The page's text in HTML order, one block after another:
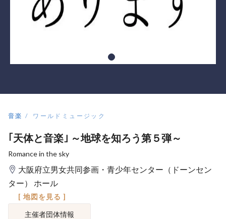
音楽 ワールドミュージック
｢天体と音楽｣ ～地球を知ろう第５弾～
Romance in the sky
大阪府立男女共同参画・青少年センター（ドーンセン
ター） ホール
[ 地図を見る ]
主催者団体情報